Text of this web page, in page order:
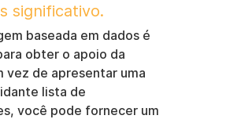
significativo.
baseada em dados é
obter o apoio da
vez de apresentar uma
lista de
você pode fornecer um